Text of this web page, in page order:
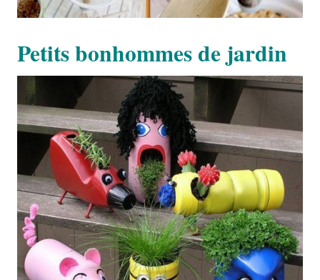
Petits bonhommes de jardin